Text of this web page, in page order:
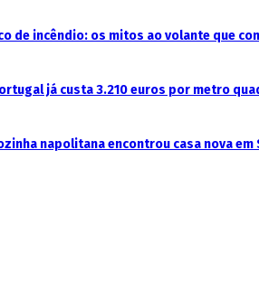
de incêndio: os mitos ao volante que
já custa 3.210 euros por metro
napolitana encontrou casa nova em